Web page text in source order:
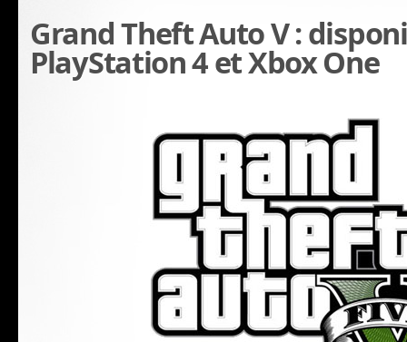
Grand Theft Auto V :
PlayStation 4 et Xbox One